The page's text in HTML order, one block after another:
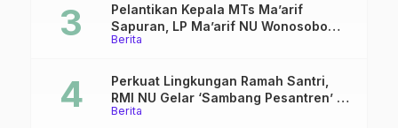
Berita
Pelantikan Kepala MTs Ma’arif
Sapuran, LP Ma’arif NU Wonosobo
Tekankan Lima Amanah
Berita
Perkuat Lingkungan Ramah Santri,
RMI NU Gelar ‘Sambang Pesantren’ di
Pati